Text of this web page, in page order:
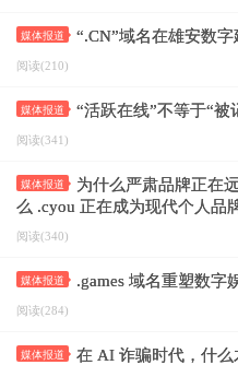
媒体报道 “.CN”域名在雄安数
阅读(210)
媒体报道 “活跃在线”不等于“被
阅读(341)
媒体报道
为什么严肃品牌正在
么 .cyou 正在成为现代个人品
阅读(340)
媒体报道 .games 域名重塑数字
阅读(284)
媒体报道 在 AI 诈骗时代，什么